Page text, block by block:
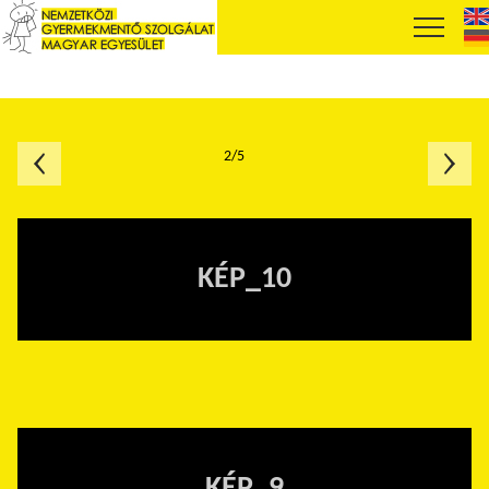
KÉP_10
2/5